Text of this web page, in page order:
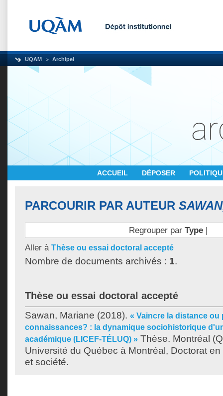
UQAM Archipel
ACCUEIL DÉPOSER
PARCOURIR PAR AUTEUR
Regrouper par Type|
Aller à Thèse ou essai doctoral accepté
Nombre de documents archivés : 1.
Thèse ou essai doctoral accepté
Sawan, Mariane (2018). « Vaincre la distance ou
connaissances? : la dynamique sociohistorique
académique (LICEF-TÉLUQ) » Thèse. Montréal
Université du Québec à Montréal, Doctorat
et société.